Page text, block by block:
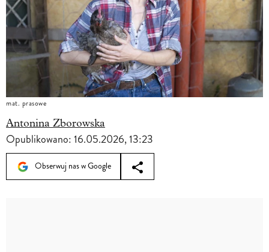
mat. prasowe
Antonina Zborowska
Opublikowano:16.05.2026, 13:23
Obserwuj nas w Google